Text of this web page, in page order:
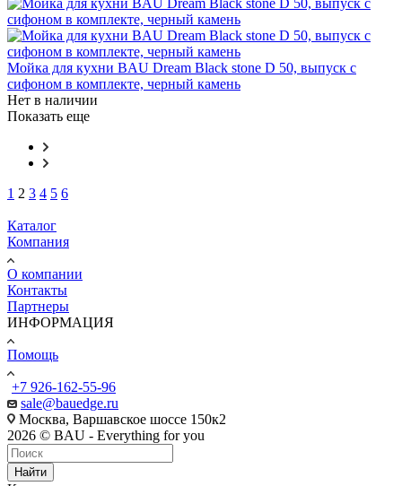
Мойка для кухни BAU Dream Black stone D 50, выпуск с
сифоном в комплекте, черный камень
Нет в наличии
Показать еще
1 2 3 4 5 6
Каталог
Компания
О компании
Контакты
Партнеры
ИНФОРМАЦИЯ
Помощь
+7 926-162-55-96
sale@bauedge.ru
Москва, Варшавское шоссе 150к2
2026 © BAU - Everything for you
Найти